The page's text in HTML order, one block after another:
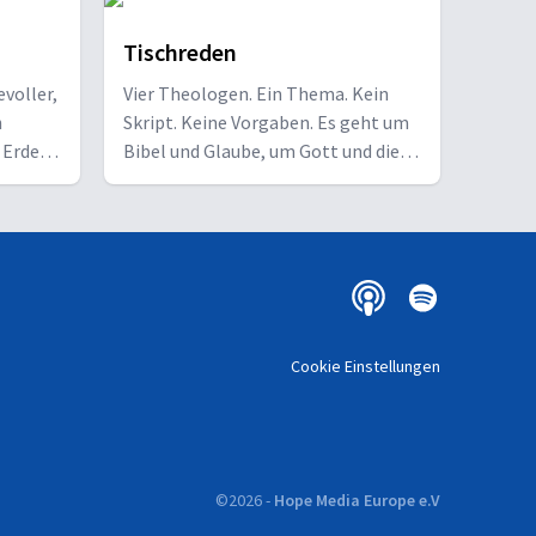
in schwierigen Zeiten und zugleich die Kraft, die echte
Kraft, Liebe und Besonnenheit.
Gott:
Tischreden
Vier Theologen. Ein Thema. Kein
Skript. Keine Vorgaben. Es geht um
Bibel und Glaube, um Gott und die
Welt und das Leben, auch ganz
verstehen, tiefer graben, tiefer
Cookie Einstellungen
©2026- Hope Media Europe e.V